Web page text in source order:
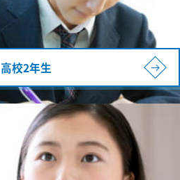
高校2年生